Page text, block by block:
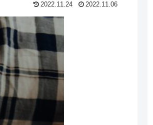
2022.11.24 2022.11.06